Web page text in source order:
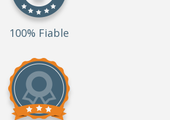
100% Fiable